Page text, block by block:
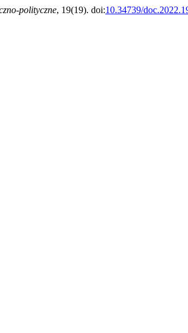
polityczne, 19(19). doi:10.34739/